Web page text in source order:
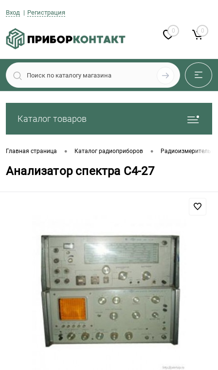
Вход Регистрация
0 0
Каталог товаров
Главная страница • Каталог радиоприборов •
Анализатор спектра С4-27